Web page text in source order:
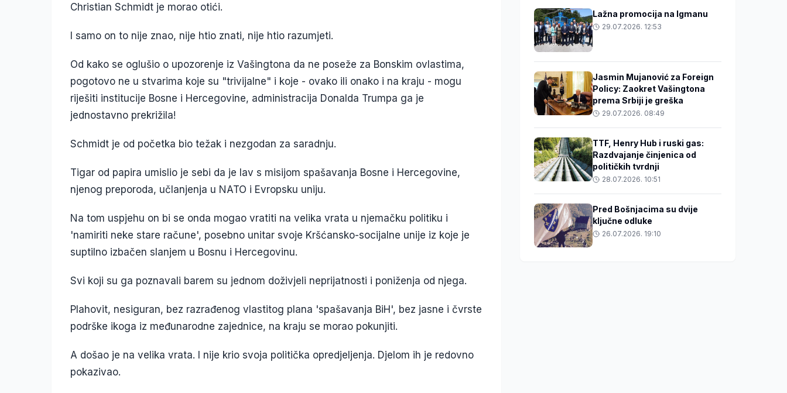
Christian Schmidt je morao otići.
I samo on to nije znao, nije htio znati, nije htio razumjeti.
Od kako se oglušio o upozorenje iz Vašingtona da ne poseže za Bonskim ovlastima,
pogotovo ne u stvarima koje su "trivijalne" i koje - ovako ili onako i na kraju - mogu
riješiti institucije Bosne i Hercegovine, administracija Donalda Trumpa ga je
jednostavno prekrižila!
Schmidt je od početka bio težak i nezgodan za saradnju.
Tigar od papira umislio je sebi da je lav s misijom spašavanja Bosne i Hercegovine,
njenog preporoda, učlanjenja u NATO i Evropsku uniju.
Na tom uspjehu on bi se onda mogao vratiti na velika vrata u njemačku politiku i
'namiriti neke stare račune', posebno unitar svoje Kršćansko-socijalne unije iz koje je
suptilno izbačen slanjem u Bosnu i Hercegovinu.
Svi koji su ga poznavali barem su jednom doživjeli neprijatnosti i poniženja od njega.
Plahovit, nesiguran, bez razrađenog vlastitog plana 'spašavanja BiH', bez jasne i čvrste
podrške ikoga iz međunarodne zajednice, na kraju se morao pokunjiti.
A došao je na velika vrata. I nije krio svoja politička opredjeljenja. Djelom ih je redovno
pokazivao.
Lažna promocija na Igmanu
29.07.2026. 12:53
Jasmin Mujanović za Foreign
Policy: Zaokret Vašingtona
prema Srbiji je greška
29.07.2026. 08:49
TTF, Henry Hub i ruski gas:
Razdvajanje činjenica od
političkih tvrdnji
28.07.2026. 10:51
Pred Bošnjacima su dvije
ključne odluke
26.07.2026. 19:10